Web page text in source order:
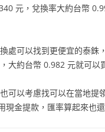
元，兌換率大約台幣
處可以找到更便宜的泰銖
大約台幣 0.982 元就可以
可以考慮找可以在當地提
現金提款，匯率算起來也還